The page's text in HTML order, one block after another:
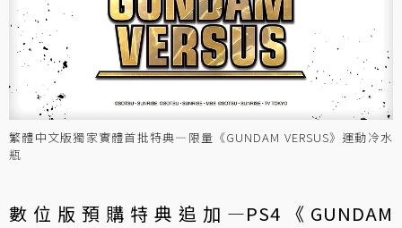
繁體中文版獨家實體首批特典—限量《GUNDAM VERSUS》運動冷水
瓶
數位版預購特典追加—PS4《GUNDAM